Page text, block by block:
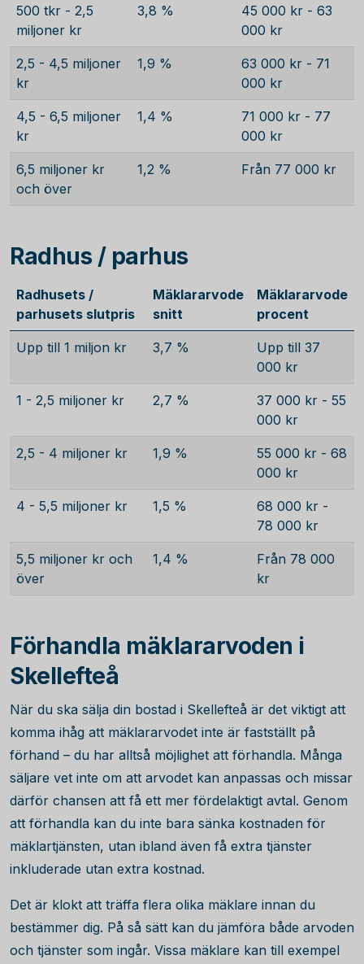
500 tkr - 2,5
miljoner kr
3,8 %
45 000 kr - 63
000 kr
2,5 - 4,5 miljoner
kr
1,9 %
63 000 kr - 71
000 kr
4,5 - 6,5 miljoner
kr
1,4 %
71 000 kr - 77
000 kr
6,5 miljoner kr
och över
1,2 % Från 77 000 kr
Radhus / parhus
Radhusets /
parhusets slutpris
Mäklararvode
snitt
Mäklararvode
procent
Upp till 1 miljon kr 3,7 %
Upp till 37
000 kr
1 - 2,5 miljoner kr 2,7 %
37 000 kr - 55
000 kr
2,5 - 4 miljoner kr 1,9 %
55 000 kr - 68
000 kr
4 - 5,5 miljoner kr 1,5 %
68 000 kr -
78 000 kr
5,5 miljoner kr och
över
1,4 %
Från 78 000
kr
Förhandla mäklararvoden i
Skellefteå
När du ska sälja din bostad i Skellefteå är det viktigt att
komma ihåg att mäklararvodet inte är fastställt på
förhand – du har alltså möjlighet att förhandla. Många
säljare vet inte om att arvodet kan anpassas och missar
därför chansen att få ett mer fördelaktigt avtal. Genom
att förhandla kan du inte bara sänka kostnaden för
mäklartjänsten, utan ibland även få extra tjänster
inkluderade utan extra kostnad.
Det är klokt att träffa flera olika mäklare innan du
bestämmer dig. På så sätt kan du jämföra både arvoden
och tjänster som ingår. Vissa mäklare kan till exempel